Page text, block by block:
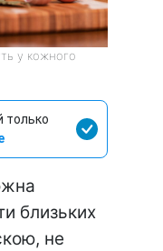
у кожного
только
близьких
не